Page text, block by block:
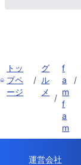
トッ
プペ
ージ
/
グ
ル
メ
/
f
a
m
f
a
m
/
運営会社